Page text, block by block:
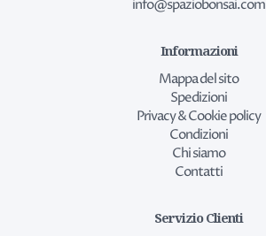
info@spaziobonsai.com
Informazioni
Mappa del sito
Spedizioni
Privacy & Cookie policy
Condizioni
Chi siamo
Contatti
Servizio Clienti